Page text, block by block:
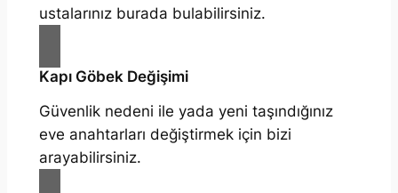
ustalarınız burada bulabilirsiniz.
Kapı Göbek Değişimi
Güvenlik nedeni ile yada yeni taşındığınız
eve anahtarları değiştirmek için bizi
arayabilirsiniz.